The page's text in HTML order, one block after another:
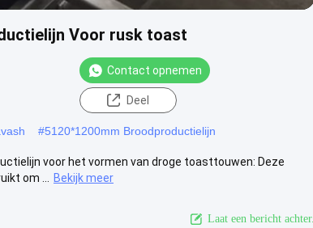
Voor rusk toast
Contact opnemen
Deel
#5120*1200mm Broodproductielijn
voor het vormen van droge toasttouwen: Deze
om ...
Bekijk meer
Laat een bericht achter.